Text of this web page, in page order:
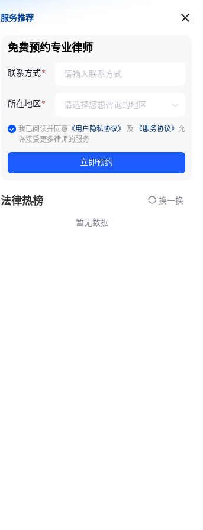
服务推荐
服务推荐
免费预约专业律师
联系方式
所在地区
我已阅读并同意 《用户隐私协议》 及 《服务协议》 允
许接受更多律师的服务
立即预约
法律热榜 换一换
暂无数据